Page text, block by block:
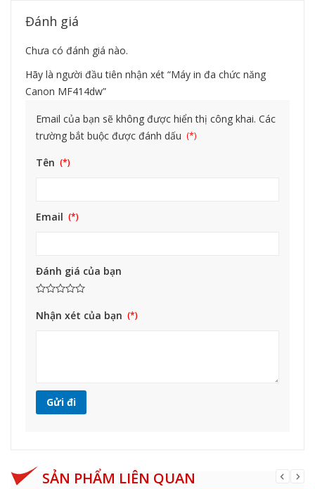
Đánh giá
Chưa có đánh giá nào.
Hãy là người đầu tiên nhận xét “Máy in đa chức năng
Canon MF414dw”
Email của bạn sẽ không được hiển thị công khai. Các
trường bắt buộc được đánh dấu
Tên
Email
Đánh giá của bạn
Nhận xét của bạn
SẢN PHẨM LIÊN QUAN